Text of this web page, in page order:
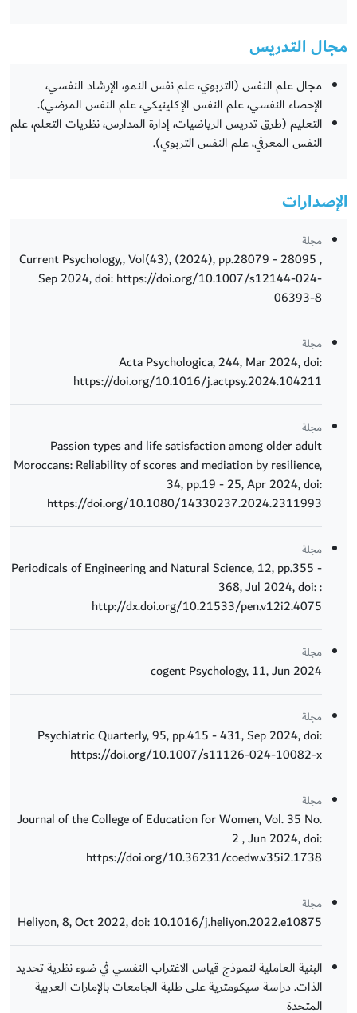
مجال التدريس
مجال علم النفس (التربوي، علم نفس النمو، الإرشاد النفسي،
الإحصاء النفسي، علم النفس الإكلينيكي، علم النفس المرضي).
التعليم (طرق تدريس الرياضيات، إدارة المدارس، نظريات التعلم، علم
النفس المعرفي، علم النفس التربوي).
الإصدارات
مجلة
Current Psychology,, Vol(43), (2024), pp.28079 - 28095 ,
Sep 2024, doi: https://doi.org/10.1007/s12144-024-
06393-8
مجلة
Acta Psychologica, 244, Mar 2024, doi:
https://doi.org/10.1016/j.actpsy.2024.104211
مجلة
Passion types and life satisfaction among older adult
Moroccans: Reliability of scores and mediation by resilience,
34, pp.19 - 25, Apr 2024, doi:
https://doi.org/10.1080/14330237.2024.2311993
مجلة
Periodicals of Engineering and Natural Science, 12, pp.355 -
368, Jul 2024, doi: :
http://dx.doi.org/10.21533/pen.v12i2.4075
مجلة
cogent Psychology, 11, Jun 2024
مجلة
Psychiatric Quarterly, 95, pp.415 - 431, Sep 2024, doi:
https://doi.org/10.1007/s11126-024-10082-x
مجلة
Journal of the College of Education for Women, Vol. 35 No.
2 , Jun 2024, doi:
https://doi.org/10.36231/coedw.v35i2.1738
مجلة
Heliyon, 8, Oct 2022, doi: 10.1016/j.heliyon.2022.e10875
البنية العاملية لنموذج قياس الاغتراب النفسي في ضوء نظرية تحديد
الذات. دراسة سيكومترية على طلبة الجامعات بالإمارات العربية
المتحدة